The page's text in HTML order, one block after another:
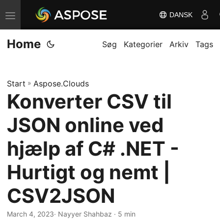
S
k
i
n
a
i
g
a
t
i
o
n
DANSK
Home Søg Kategorier Arkiv Tags
Start » Aspose.Clouds
Konverter CSV til
JSON online ved
hjælp af C# .NET -
Hurtigt og nemt |
CSV2JSON
March 4, 2023· Nayyer Shahbaz · 5 min